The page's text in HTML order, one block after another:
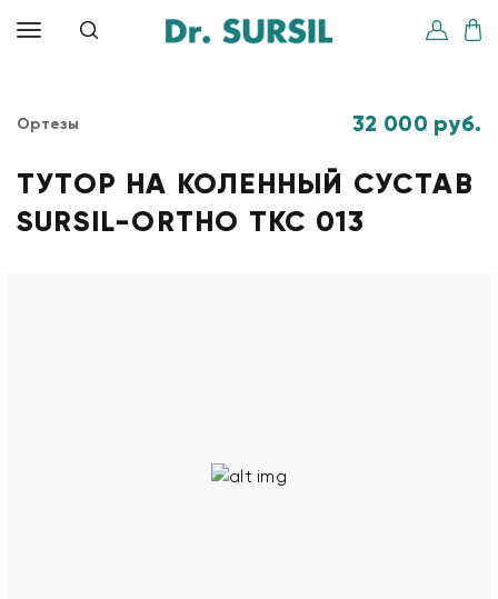
Ортезы 32 000 руб.
ТУТОР НА КОЛЕННЫЙ СУСТАВ
SURSIL-ORTHO ТКС 013